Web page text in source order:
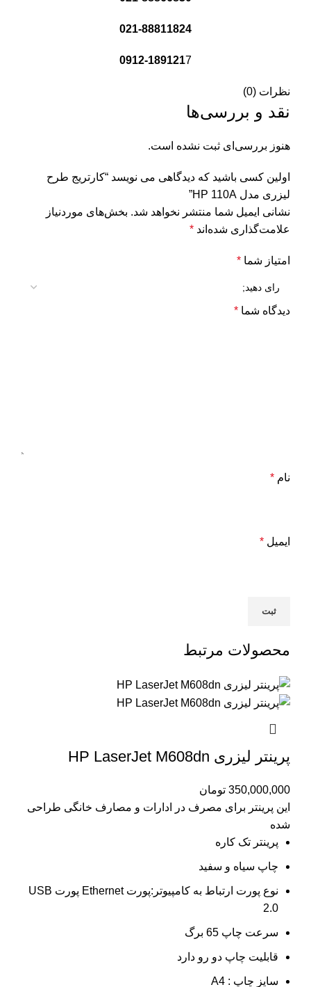
021-88811824
0912-1891217
نظرات (0)
نقد و بررسی‌ها
هنوز بررسی‌ای ثبت نشده است.
اولین کسی باشید که دیدگاهی می نویسد “کارتریج طرح
لیزری مدل HP 110A”
نشانی ایمیل شما منتشر نخواهد شد. بخش‌های موردنیاز
علامت‌گذاری شده‌اند *
امتیاز شما *
دیدگاه شما *
نام *
ایمیل *
محصولات مرتبط
پرینتر لیزری HP LaserJet M608dn
350,000,000 تومان
این پرینتر برای مصرف در ادارات و مصارف خانگی طراحی
شده
پرینتر تک کاره
چاپ سیاه و سفید
نوع پورت ارتباط به کامپیوتر:پورت Ethernet پورت USB
2.0
سرعت چاپ 65 برگ
قابلیت چاپ دو رو دارد
سایز چاپ : A4